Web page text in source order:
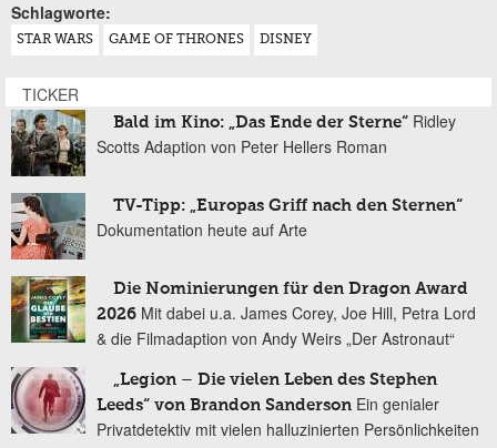
Schlagworte:
STAR WARS GAME OF THRONES DISNEY
TICKER
Bald im Kino: „Das Ende der Sterne“ Ridley
Scotts Adaption von Peter Hellers Roman
TV-Tipp: „Europas Griff nach den Sternen“
Dokumentation heute auf Arte
Die Nominierungen für den Dragon Award
2026 Mit dabei u.a. James Corey, Joe Hill, Petra Lord
& die Filmadaption von Andy Weirs „Der Astronaut“
„Legion – Die vielen Leben des Stephen
Leeds“ von Brandon Sanderson Ein genialer
Privatdetektiv mit vielen halluzinierten Persönlichkeiten